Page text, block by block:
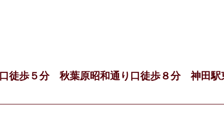
歩５分 秋葉原昭和通り口徒歩８分 神田駅